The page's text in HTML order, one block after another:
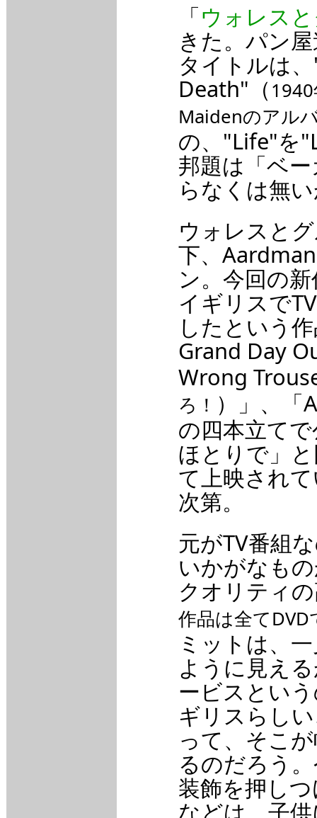
「ウォレス
きた。パン
タイトルは
Death"（
Maidenのアル
の、"Life"を
邦題は「ベ
らなくは無
ウォレスと
下、
ン。今回の
イギリスで
したという
Grand Day
Wrong
ろ！ ）」、「
の四本立て
ほとりで」
て上映され
次第。
元がTV番組
いかがなも
クオリティ
作品は全て
ミットは、
ように見え
ービスとい
ギリスらし
って、そこ
るのだろう
装飾を押し
などは、子